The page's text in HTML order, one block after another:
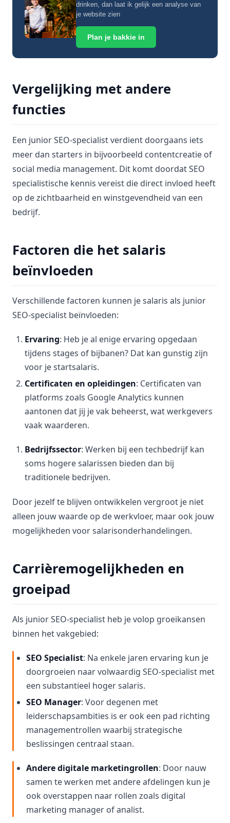
drinken, dan laat ik gelijk een analyse van
je website zien
Plan je bakkie in
Vergelijking met andere
functies
Een junior SEO-specialist verdient doorgaans iets
meer dan starters in bijvoorbeeld contentcreatie of
social media management. Dit komt doordat SEO
specialistische kennis vereist die direct invloed heeft
op de zichtbaarheid en winstgevendheid van een
bedrijf.
Factoren die het salaris
beïnvloeden
Verschillende factoren kunnen je salaris als junior
SEO-specialist beïnvloeden:
Ervaring: Heb je al enige ervaring opgedaan
tijdens stages of bijbanen? Dat kan gunstig zijn
voor je startsalaris.
Certificaten en opleidingen: Certificaten van
platforms zoals Google Analytics kunnen
aantonen dat jij je vak beheerst, wat werkgevers
vaak waarderen.
Bedrijfssector: Werken bij een techbedrijf kan
soms hogere salarissen bieden dan bij
traditionele bedrijven.
Door jezelf te blijven ontwikkelen vergroot je niet
alleen jouw waarde op de werkvloer, maar ook jouw
mogelijkheden voor salarisonderhandelingen.
Carrièremogelijkheden en
groeipad
Als junior SEO-specialist heb je volop groeikansen
binnen het vakgebied:
SEO Specialist: Na enkele jaren ervaring kun je
doorgroeien naar volwaardig SEO-specialist met
een substantieel hoger salaris.
SEO Manager: Voor degenen met
leiderschapsambities is er ook een pad richting
managementrollen waarbij strategische
beslissingen centraal staan.
Andere digitale marketingrollen: Door nauw
samen te werken met andere afdelingen kun je
ook overstappen naar rollen zoals digital
marketing manager of analist.